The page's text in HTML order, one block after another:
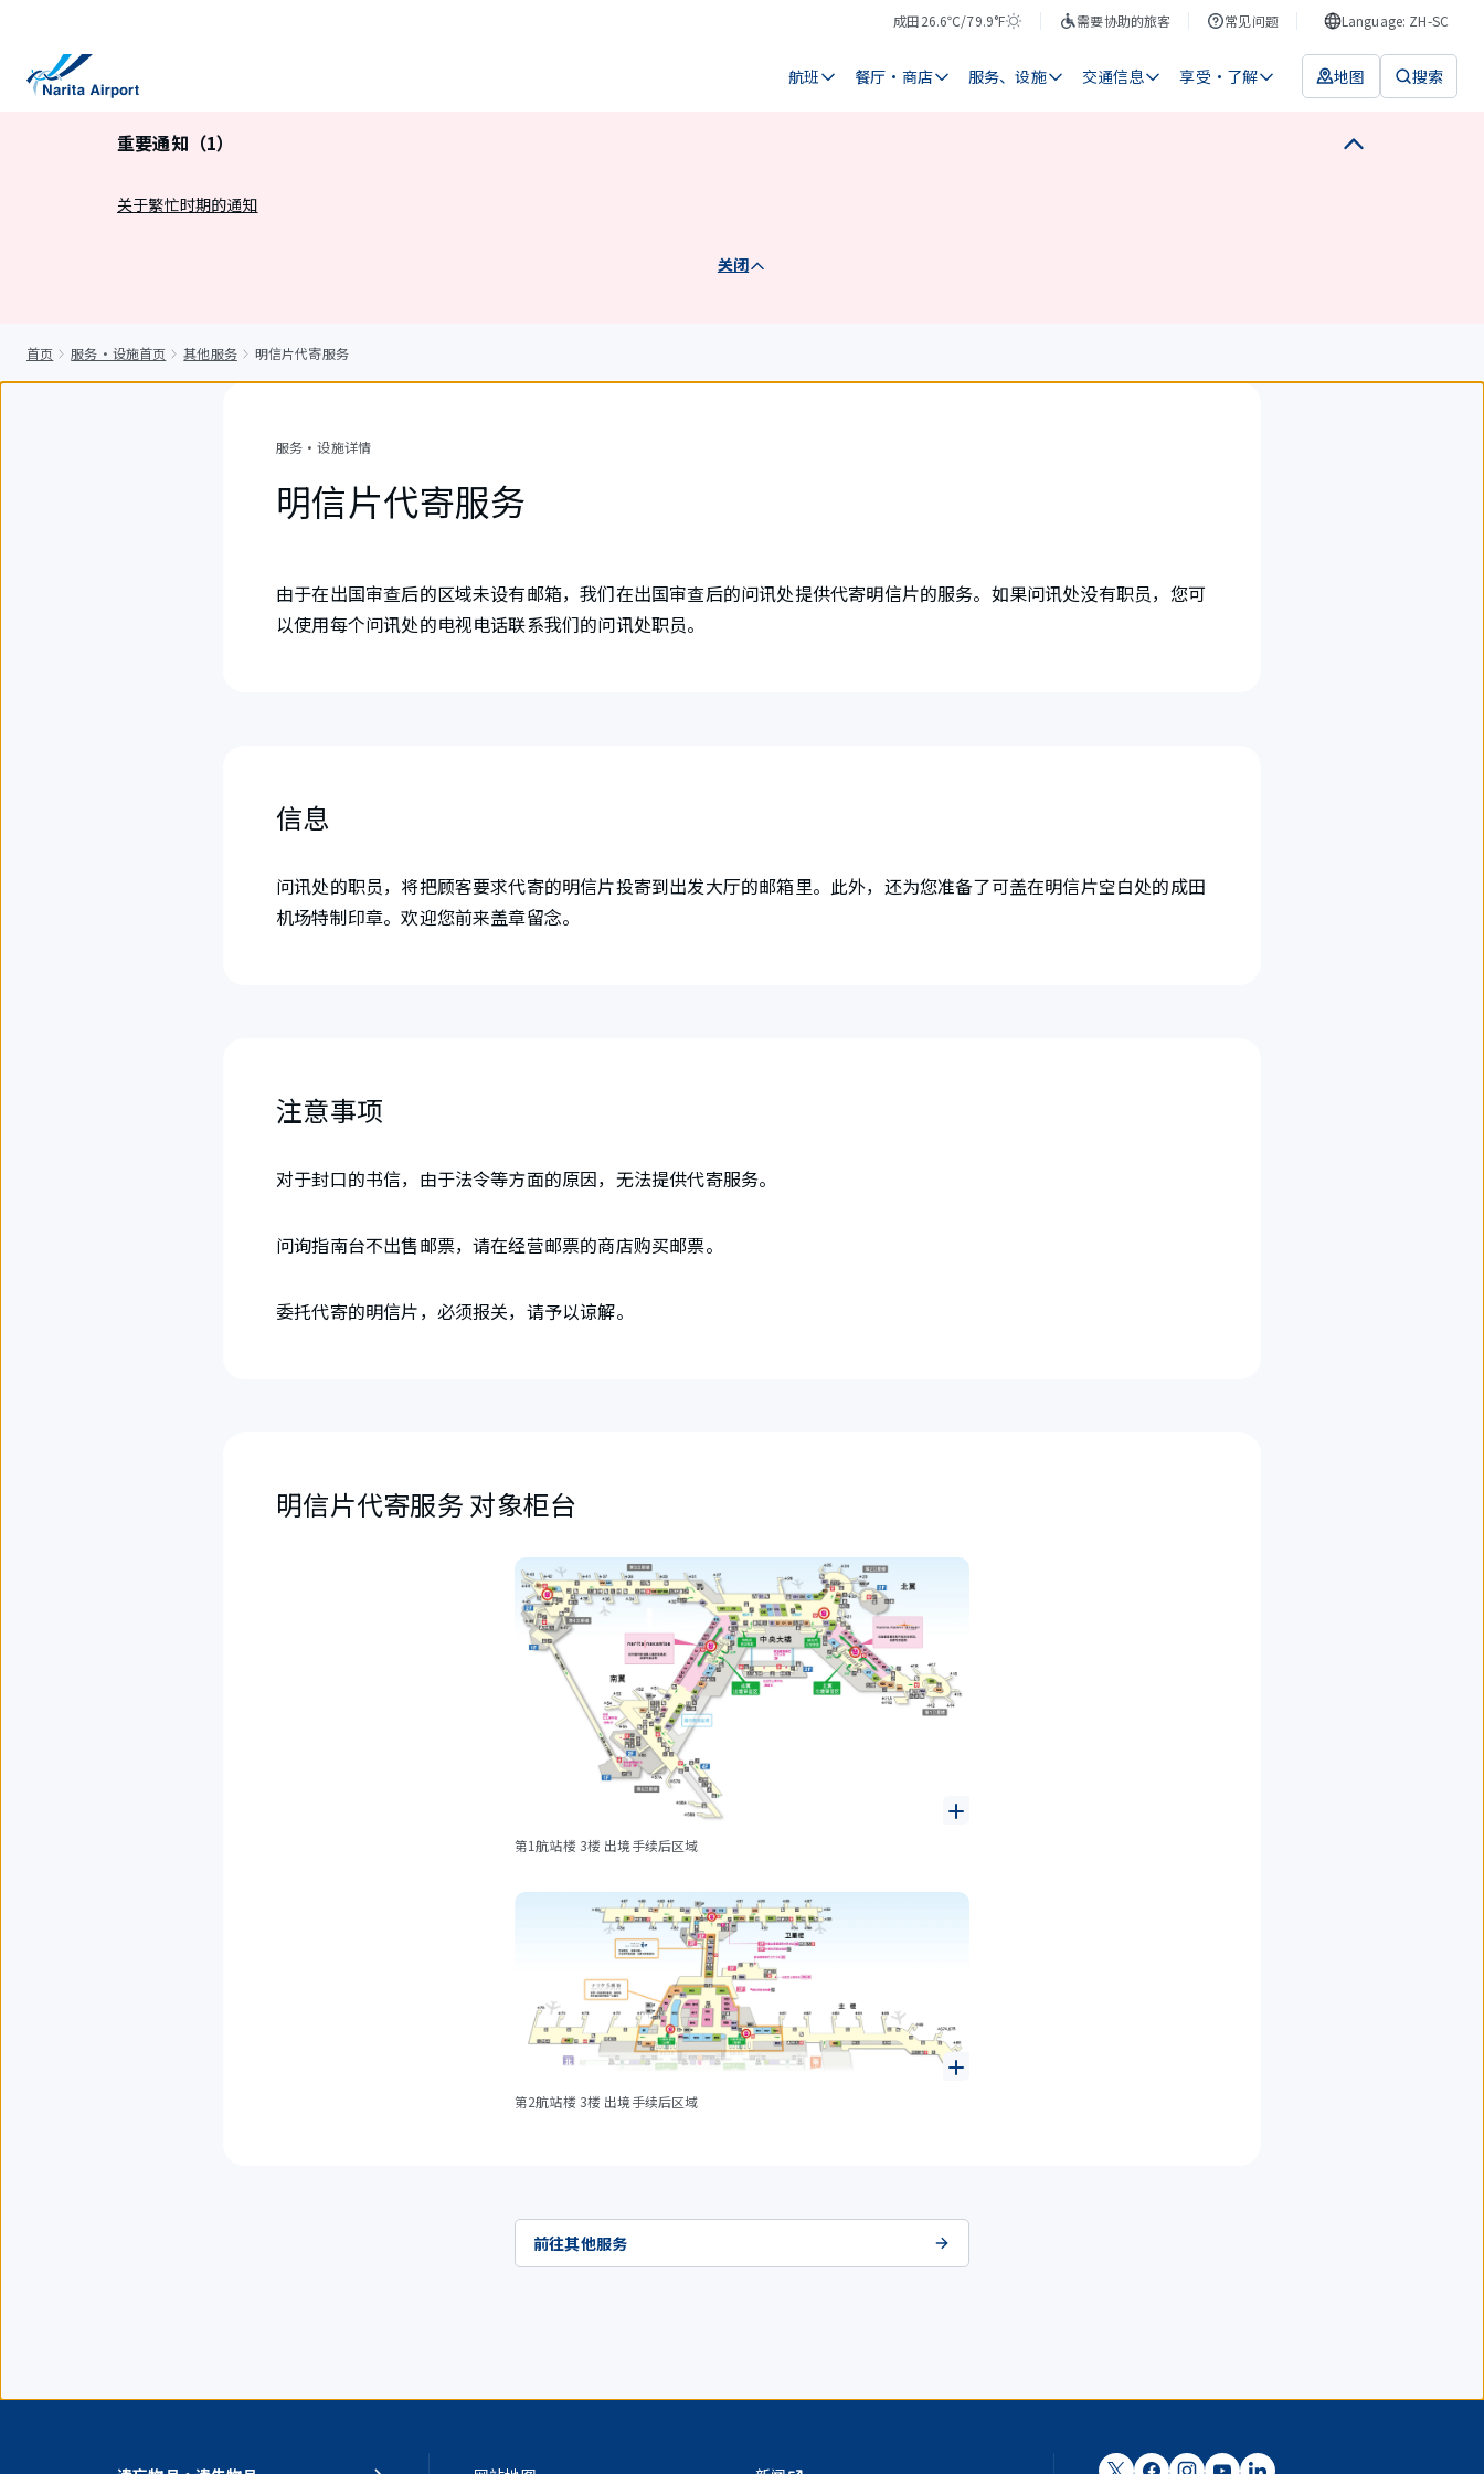
成田
气
26.6℃/79.9°F
天
需要协助的旅客 常见问题 Language: ZH-SC
航班 餐厅・商店 服务、设施 交通信息 享受・了解 地图 搜索
重要通知（1）
关于繁忙时期的通知
关闭
首页 服务・设施首页 其他服务 明信片代寄服务
服务・设施详情
明信片代寄服务
由于在出国审查后的区域未设有邮箱，我们在出国审查后的问讯处提供代寄明信片的服务。如果问讯处没有职员，您可
以使用每个问讯处的电视电话联系我们的问讯处职员。
信息
问讯处的职员，将把顾客要求代寄的明信片投寄到出发大厅的邮箱里。此外，还为您准备了可盖在明信片空白处的成田
机场特制印章。欢迎您前来盖章留念。
注意事项
对于封口的书信，由于法令等方面的原因，无法提供代寄服务。
问询指南台不出售邮票，请在经营邮票的商店购买邮票。
委托代寄的明信片，必须报关，请予以谅解。
明信片代寄服务 对象柜台
第1航站楼 3楼 出境手续后区域
第2航站楼 3楼 出境手续后区域
前往其他服务